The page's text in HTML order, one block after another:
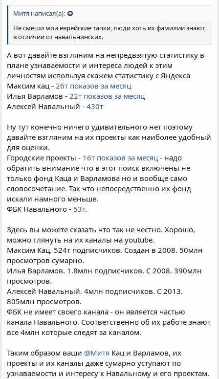
Митя написал(а):
Не смеши мои еврейские тапки, люди хоть их фамилии знают,
в отличии от навальнинских.
А вот давайте взгляним на непредвзятую статистику в
плане узнаваемости и интереса людей к этим
личностям используя скажем статистику с Яндекса
Максим кац - 26т показов за месяц
Илья Варламов -22т показов за месяц
Алексей Навальный -430т
Ну тут конечно ничего удивительного нет поэтому
давайте взгляним на их проекты как наиболее удобный
для оценки.
Городские проекты - 16т показов за месяц- надо
обратить внимание что в этот поиск включены не
только фонд Каца и Варламова но и вообще само
словосочетание. Так что непосредственно их фонд
искали намного меньше.
ФБК Навального - 53т.
Здесь вы можете сказать что так не честно. Хорошо,
можно глянуть на их каналы на youtube.
Максим Кац. 524т подписчиков. Создан в 2008. 50млн
просмотров сумарно.
Илья Варламов. 1.8млн подписчиков. С 2008. 390млн
просмотров.
Алексей Навальный. 4млн подписчиков. С 2013.
805млн просмотров.
ФБК не имеет своего канала - он является частью
канала Навального. Соответственно об их работе знают
все 4млн которые следят за каналом.
Таким образом ваши @Митя Кац и Варламов, их
проекты и их каналы даже сумарно уступают по
узнаваемости и интересу к Навальному и его проектам.